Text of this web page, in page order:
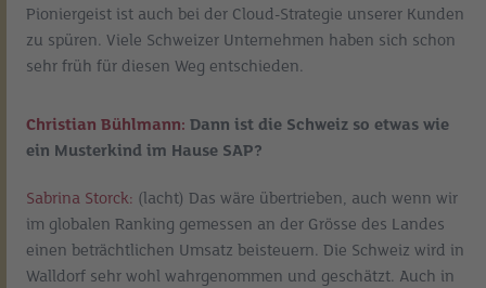
Pioniergeist ist auch bei der Cloud-Strategie unserer Kunden
zu spüren. Viele Schweizer Unternehmen haben sich schon
sehr früh für diesen Weg entschieden.
Christian Bühlmann: Dann ist die Schweiz so etwas wie
ein Musterkind im Hause SAP?
Sabrina Storck: (lacht) Das wäre übertrieben, auch wenn wir
im globalen Ranking gemessen an der Grösse des Landes
einen beträchtlichen Umsatz beisteuern. Die Schweiz wird in
Walldorf sehr wohl wahrgenommen und geschätzt. Auch in